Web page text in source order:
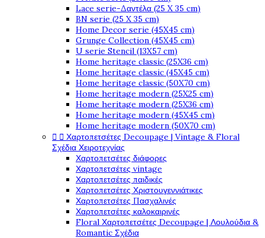
Lace serie-Δαντέλα (25 X 35 cm)
BN serie (25 X 35 cm)
Home Decor serie (45X45 cm)
Grunge Collection (45X45 cm)
U serie Stencil (13X57 cm)
Home heritage classic (25X36 cm)
Home heritage classic (45X45 cm)
Home heritage classic (50X70 cm)
Home heritage modern (25X25 cm)
Home heritage modern (25X36 cm)
Home heritage modern (45X45 cm)
Home heritage modern (50X70 cm)
  Χαρτοπετσέτες Decoupage | Vintage & Floral
Σχέδια Χειροτεχνίας
Χαρτοπετσέτες διάφορες
Χαρτοπετσέτες vintage
Χαρτοπετσέτες παιδικές
Χαρτοπετσέτες Χριστουγεννιάτικες
Χαρτοπετσέτες Πασχαλινές
Χαρτοπετσέτες καλοκαιρινές
Floral Χαρτοπετσέτες Decoupage | Λουλούδια &
Romantic Σχέδια